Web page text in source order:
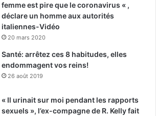
femme est pire que le coronavirus « ,
déclare un homme aux autorités
italiennes-Vidéo
20 mars 2020
Santé: arrêtez ces 8 habitudes, elles
endommagent vos reins!
26 août 2019
« Il urinait sur moi pendant les rapports
sexuels », l’ex-compagne de R. Kelly fait